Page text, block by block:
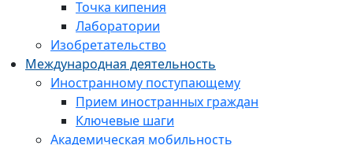
Точка кипения
Лаборатории
Изобретательство
Международная деятельность
Иностранному поступающему
Прием иностранных граждан
Ключевые шаги
Академическая мобильность